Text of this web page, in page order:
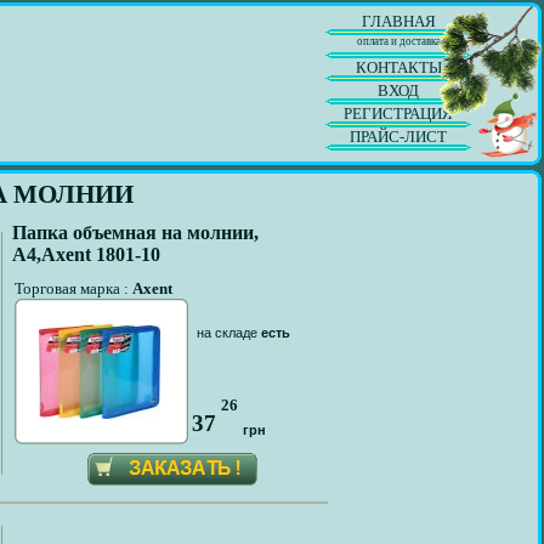
ГЛАВНАЯ
оплата и доставка
КОНТАКТЫ
ВХОД
РЕГИСТРАЦИЯ
ПРАЙС-ЛИСТ
МОЛНИИ
Папка объемная на молнии,
А4,Axent 1801-10
Торговая марка : Axent
37
26
грн
на складе есть